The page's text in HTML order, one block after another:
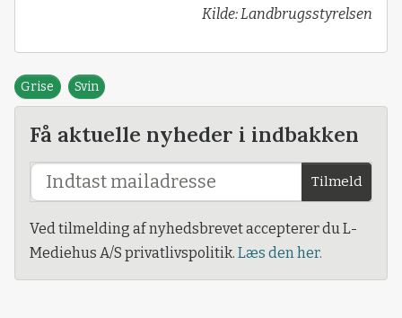
Kilde: Landbrugsstyrelsen
Grise Svin
Få aktuelle nyheder i indbakken
Tilmeld
Ved tilmelding af nyhedsbrevet accepterer du L-
Mediehus A/S privatlivspolitik. Læs den her.